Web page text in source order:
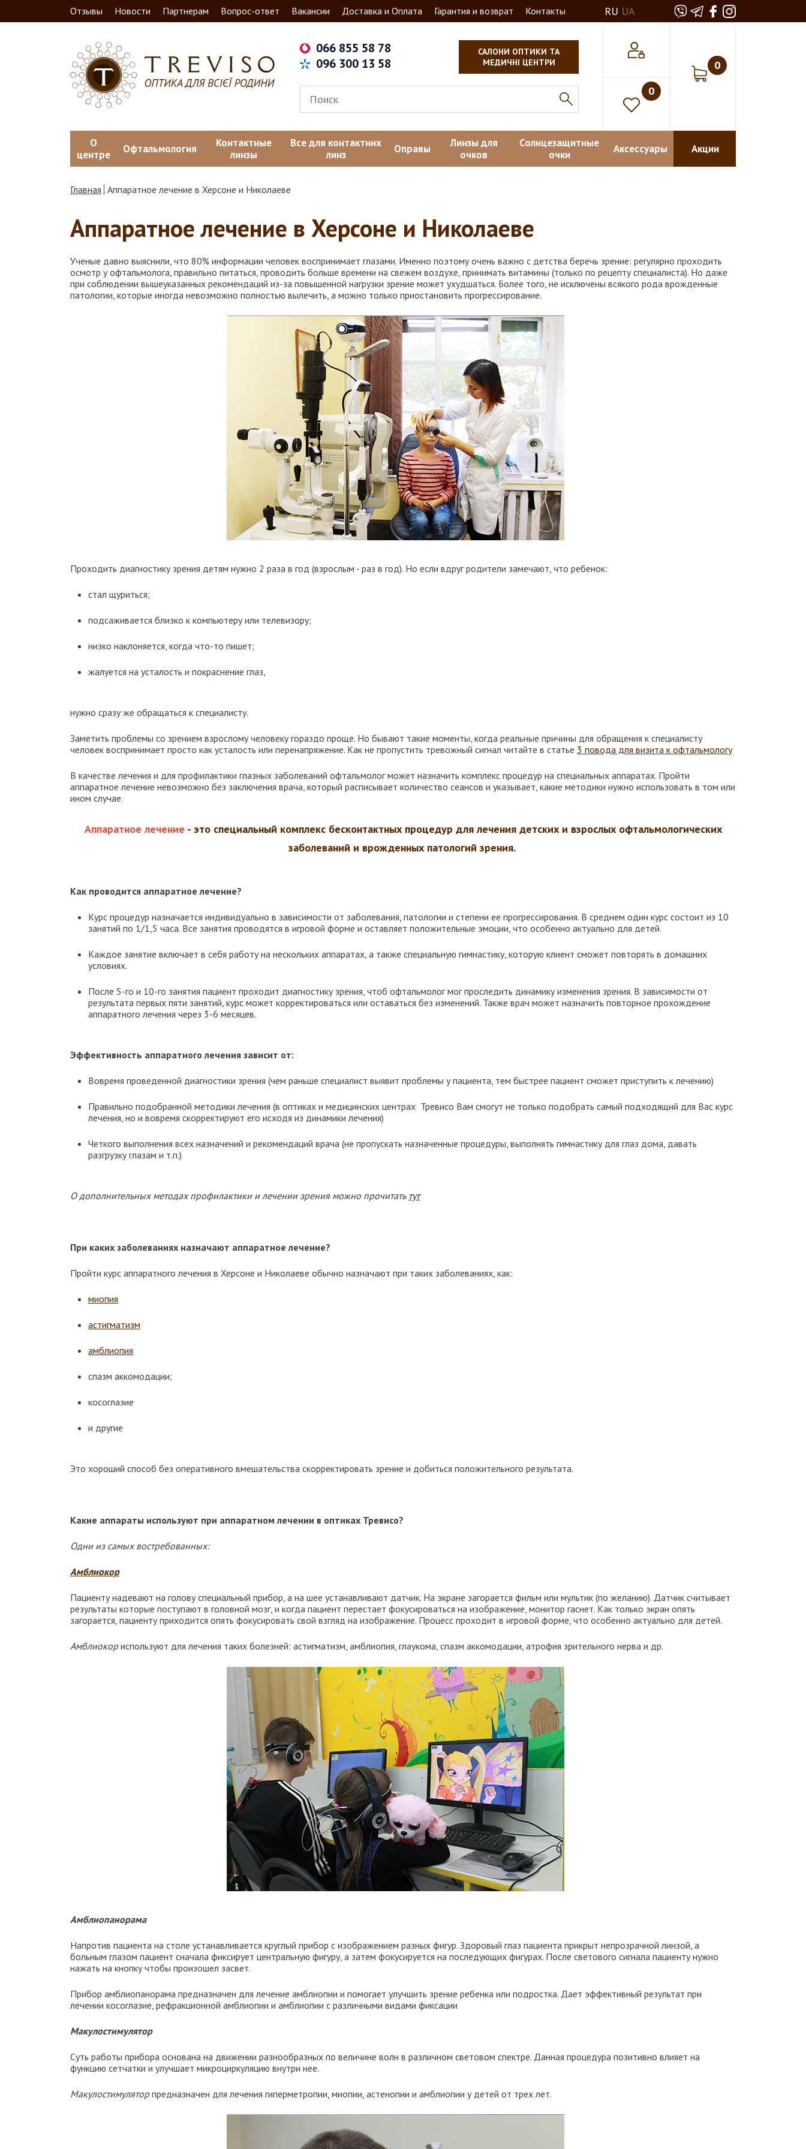
Отзывы Новости Партнерам Вопрос-ответ Вакансии Доставка и Оплата Гарантия и возврат Контакты RU UA
066 855 58 78
096 300 13 58
САЛОНИ ОПТИКИ ТА
МЕДИЧНІ ЦЕНТРИ
0
0
О
центре
Офтальмология
Контактные
линзы
Все для контактних
линз
Оправы
Линзы для
очков
Солнцезащитные
очки
Аксессуары Акции
Главная Аппаратное лечение в Херсоне и Николаеве
Аппаратное лечение в Херсоне и Николаеве
Ученые давно выяснили, что 80% информации человек воспринимает глазами. Именно поэтому очень важно с детства беречь зрение: регулярно проходить
осмотр у офтальмолога, правильно питаться, проводить больше времени на свежем воздухе, принимать витамины (только по рецепту специалиста). Но даже
при соблюдении вышеуказанных рекомендаций из-за повышенной нагрузки зрение может ухудшаться. Более того, не исключены всякого рода врожденные
патологии, которые иногда невозможно полностью вылечить, а можно только приостановить прогрессирование.
Проходить диагностику зрения детям нужно 2 раза в год (взрослым - раз в год). Но если вдруг родители замечают, что ребенок:
стал щуриться;
подсаживается близко к компьютеру или телевизору;
низко наклоняется, когда что-то пишет;
жалуется на усталость и покраснение глаз,
нужно сразу же обращаться к специалисту.
Заметить проблемы со зрением взрослому человеку гораздо проще. Но бывают такие моменты, когда реальные причины для обращения к специалисту
человек воспринимает просто как усталость или перенапряжение. Как не пропустить тревожный сигнал читайте в статье 3 повода для визита к офтальмологу
В качестве лечения и для профилактики глазных заболеваний офтальмолог может назначить комплекс процедур на специальных аппаратах. Пройти
аппаратное лечение невозможно без заключения врача, который расписывает количество сеансов и указывает, какие методики нужно использовать в том или
ином случае.
Аппаратное лечение - это специальный комплекс бесконтактных процедур для лечения детских и взрослых офтальмологических
заболеваний и врожденных патологий зрения.
Как проводится аппаратное лечение?
Курс процедур назначается индивидуально в зависимости от заболевания, патологии и степени ее прогрессирования. В среднем один курс состоит из 10
занятий по 1/1,5 часа. Все занятия проводятся в игровой форме и оставляет положительные эмоции, что особенно актуально для детей.
Каждое занятие включает в себя работу на нескольких аппаратах, а также специальную гимнастику, которую клиент сможет повторять в домашних
условиях.
После 5-го и 10-го занятия пациент проходит диагностику зрения, чтоб офтальмолог мог проследить динамику изменения зрения. В зависимости от
результата первых пяти занятий, курс может корректироваться или оставаться без изменений. Также врач может назначить повторное прохождение
аппаратного лечения через 3-6 месяцев.
Эффективность аппаратного лечения зависит от:
Вовремя проведенной диагностики зрения (чем раньше специалист выявит проблемы у пациента, тем быстрее пациент сможет приступить к лечению)
Правильно подобранной методики лечения (в оптиках и медицинских центрах Тревисо Вам смогут не только подобрать самый подходящий для Вас курс
лечения, но и вовремя скорректируют его исходя из динамики лечения)
Четкого выполнения всех назначений и рекомендаций врача (не пропускать назначенные процедуры, выполнять гимнастику для глаз дома, давать
разгрузку глазам и т.п.)
О дополнительных методах профилактики и лечении зрения можно прочитать тут
При каких заболеваниях назначают аппаратное лечение?
Пройти курс аппаратного лечения в Херсоне и Николаеве обычно назначают при таких заболеваниях, как:
миопия
астигматизм
амблиопия
спазм аккомодации;
косоглазие
и другие
Это хороший способ без оперативного вмешательства скорректировать зрение и добиться положительного результата.
Какие аппараты используют при аппаратном лечении в оптиках Тревисо?
Одни из самых востребованных:
Амблиокор
Пациенту надевают на голову специальный прибор, а на шее устанавливают датчик. На экране загорается фильм или мультик (по желанию). Датчик считывает
результаты которые поступают в головной мозг, и когда пациент перестает фокусироваться на изображение, монитор гаснет. Как только экран опять
загорается, пациенту приходится опять фокусировать свой взгляд на изображение. Процесс проходит в игровой форме, что особенно актуально для детей.
Амблиокориспользуют для лечения таких болезней: астигматизм, амблиопия, глаукома, спазм аккомодации, атрофия зрительного нерва и др.
Амблиопанорама
Напротив пациента на столе устанавливается круглый прибор с изображением разных фигур. Здоровый глаз пациента прикрыт непрозрачной линзой, а
больным глазом пациент сначала фиксирует центральную фигуру, а затем фокусируется на последующих фигурах. После светового сигнала пациенту нужно
нажать на кнопку чтобы произошел засвет.
Прибор амблиопанорама предназначен для лечение амблиопии и помогает улучшить зрение ребенка или подростка. Дает эффективный результат при
лечении косоглазие, рефракционной амблиопии и амблиопии с различными видами фиксации
Макулостимулятор
Суть работы прибора основана на движении разнообразных по величине волн в различном световом спектре. Данная процедура позитивно влияет на
функцию сетчатки и улучшает микроциркуляцию внутри нее.
Макулостимуляторпредназначен для лечения гиперметропии, миопии, астенопии и амблиопии у детей от трех лет.